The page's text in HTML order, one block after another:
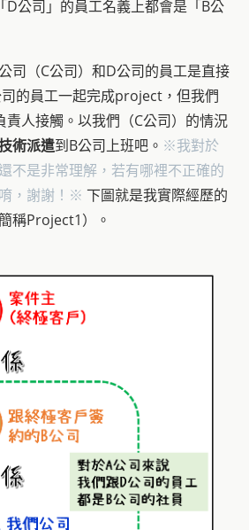
D公司」的員工名義上都會是「B公
司（C公司）和D公司的員工是直接
的員工一起完成project，但我們
責人接觸。以我們（C公司）的情況
術派遣到B公司上班吧。 ※我對於
不是非常理解， 若有哪裡不正確的
，謝謝！ ※ 下圖就是我實際經歷的
稱Project1）。